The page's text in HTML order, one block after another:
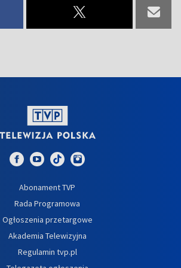
Abonament TVP
Rada Programowa
Ogłoszenia przetargowe
Akademia Telewizyjna
Regulamin tvp.pl